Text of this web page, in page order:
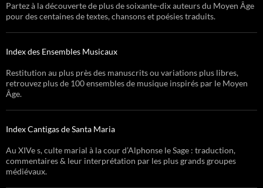
Partez à la découverte de plus de soixante-dix auteurs du Moyen Âge
pour des centaines de textes, chansons et poésies traduits.
Index des Ensembles Musicaux
Restitution au plus près des manuscrits ou variations plus libres,
retrouvez plus de 100 ensembles de musique inspirés par le Moyen
Âge.
Index Cantigas de Santa Maria
Au XIVe s, culte marial à la cour d’Alphonse le Sage : traduction,
commentaires & leur interprétation par les plus grands groupes
médiévaux.